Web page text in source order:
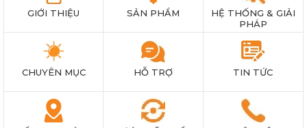
GIỚI THIỆU SẢN PHẨM
HỆ THỐNG & GIẢI
PHÁP
CHUYÊN MỤC HỖ TRỢ TIN TỨC